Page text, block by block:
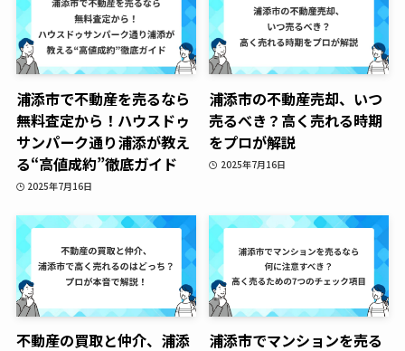
浦添市で不動産を売るなら
無料査定から！ハウスドゥ
サンパーク通り浦添が教え
る“高値成約”徹底ガイド
2025年7月16日
浦添市の不動産売却、いつ
売るべき？高く売れる時期
をプロが解説
2025年7月16日
不動産の買取と仲介、浦添
浦添市でマンションを売る